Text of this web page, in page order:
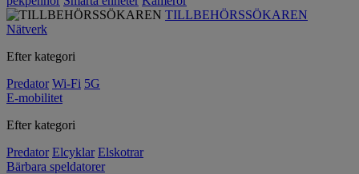
TILLBEHÖRSSÖKAREN
Nätverk
Efter kategori
Predator Wi-Fi 5G
E-mobilitet
Efter kategori
Predator Elcyklar Elskotrar
Bärbara speldatorer